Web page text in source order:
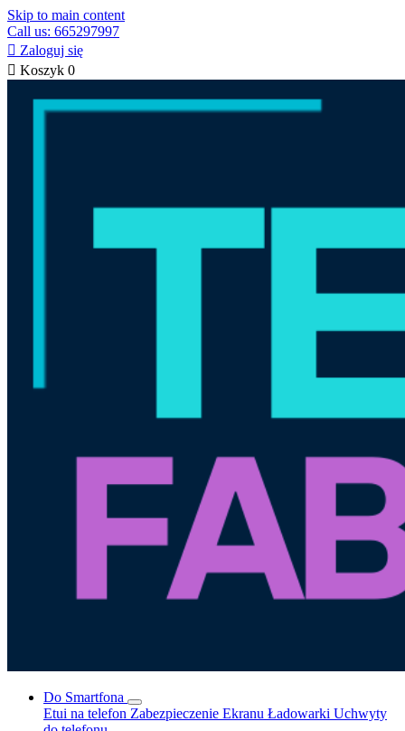
Skip to main content
Call us: 665297997
 Zaloguj się
 Koszyk 0
Do Smartfona
Etui na telefon Zabezpieczenie Ekranu Ładowarki Uchwyty